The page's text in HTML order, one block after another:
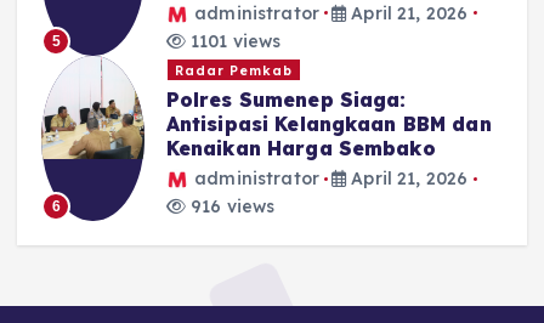
5
administrator
April 21, 2026
1101 views
6
Radar Pemkab
Polres Sumenep Siaga:
Antisipasi Kelangkaan BBM dan
Kenaikan Harga Sembako
administrator
April 21, 2026
916 views